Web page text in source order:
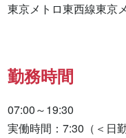
東京メトロ東西線東京
勤務時間
07:00～19:30
実働時間：7:30（＜日